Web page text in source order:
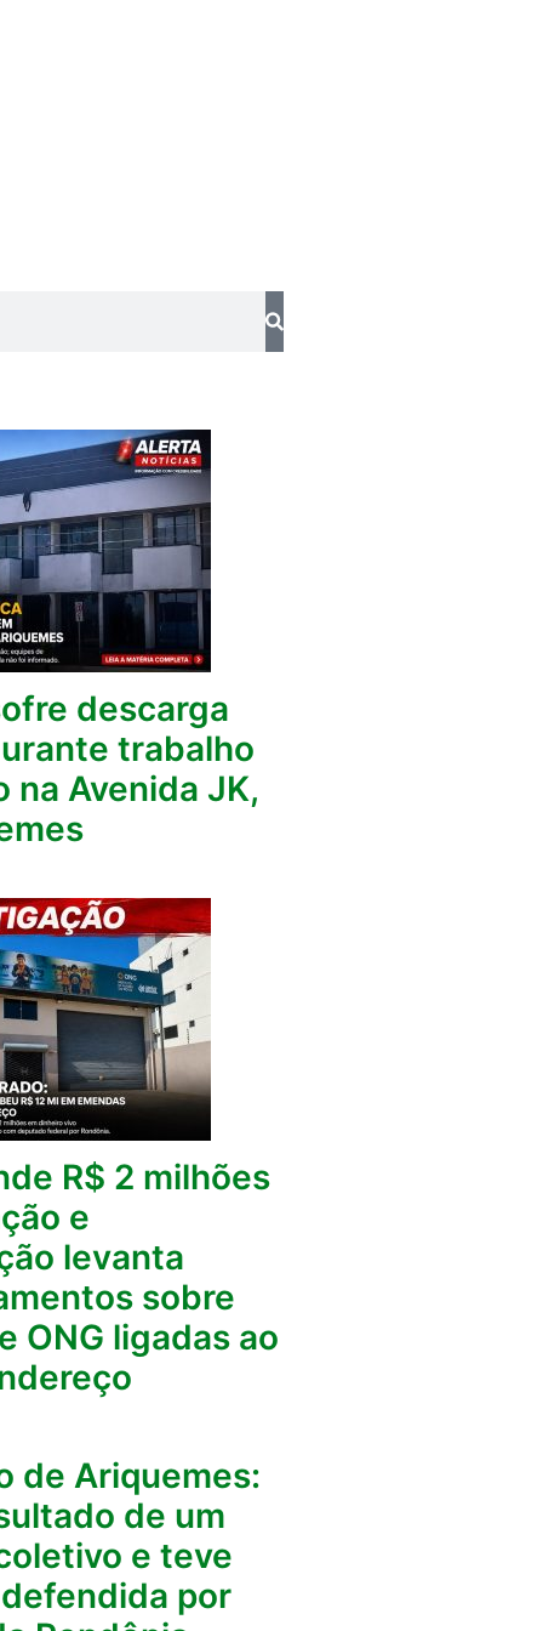
descarga
trabalho
na Avenida JK,
R$ 2 milhões
e
levanta
sobre
ONG ligadas ao
de Ariquemes:
de um
e teve
por